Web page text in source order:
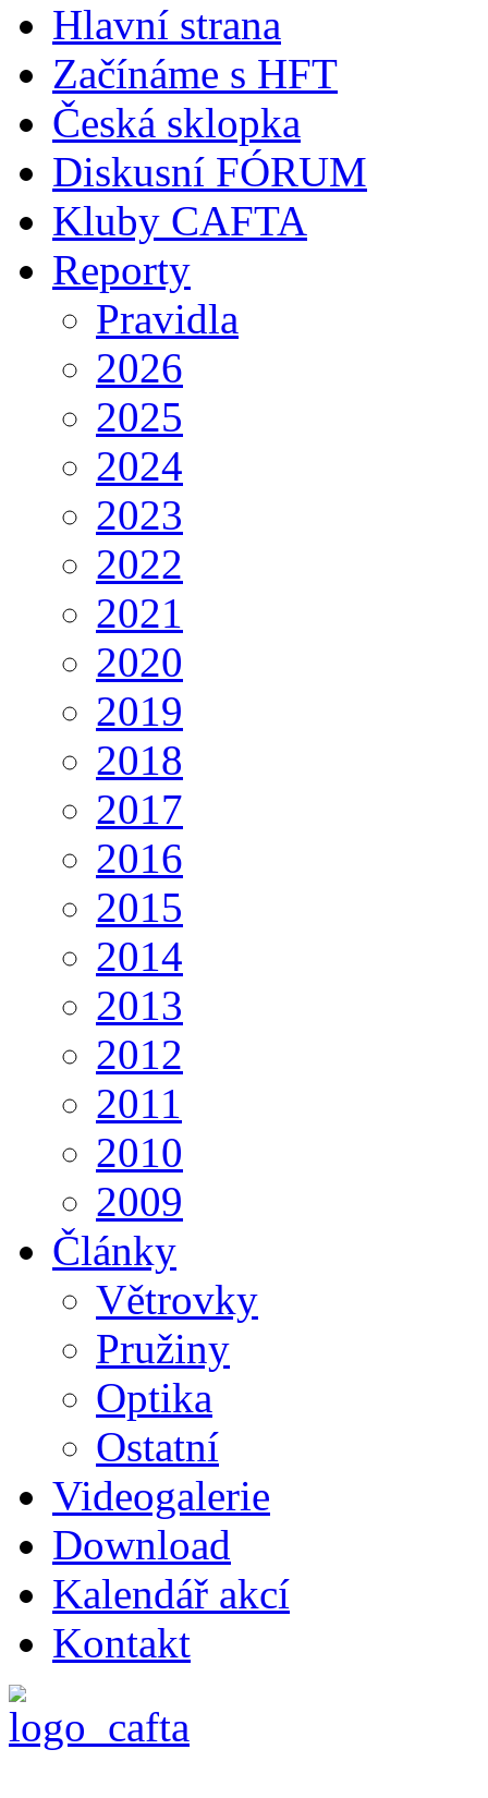
Hlavní strana
Začínáme s HFT
Česká sklopka
Diskusní FÓRUM
Kluby CAFTA
Reporty
Pravidla
2026
2025
2024
2023
2022
2021
2020
2019
2018
2017
2016
2015
2014
2013
2012
2011
2010
2009
Články
Větrovky
Pružiny
Optika
Ostatní
Videogalerie
Download
Kalendář akcí
Kontakt